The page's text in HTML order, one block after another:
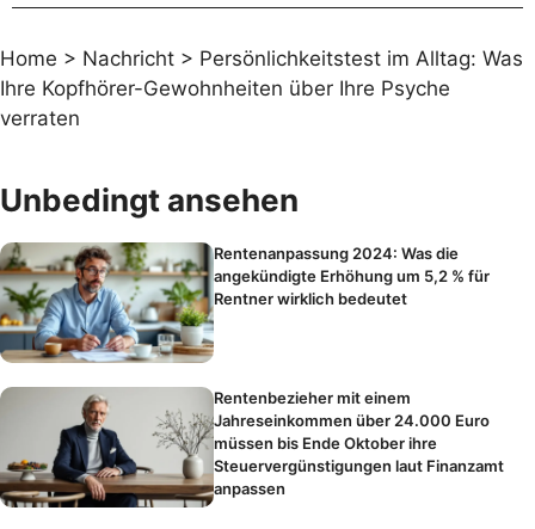
Home > Nachricht > Persönlichkeitstest im Alltag: Was
Ihre Kopfhörer-Gewohnheiten über Ihre Psyche
verraten
Unbedingt ansehen
Rentenanpassung 2024: Was die
angekündigte Erhöhung um 5,2 % für
Rentner wirklich bedeutet
Rentenbezieher mit einem
Jahreseinkommen über 24.000 Euro
müssen bis Ende Oktober ihre
Steuervergünstigungen laut Finanzamt
anpassen